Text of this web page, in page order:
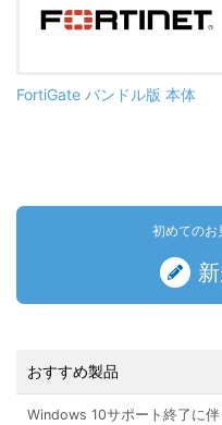
FortiGate バンドル版 本体
初めてのお
おすすめ製品
Windows 10サポート終了に